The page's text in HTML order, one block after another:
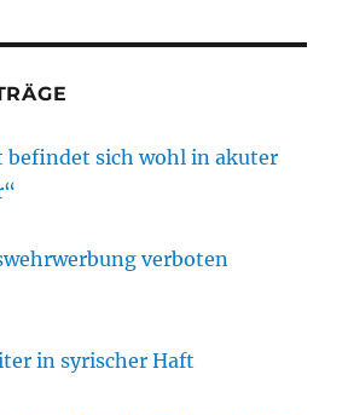
befindet sich wohl in akuter
verboten
in syrischer Haft